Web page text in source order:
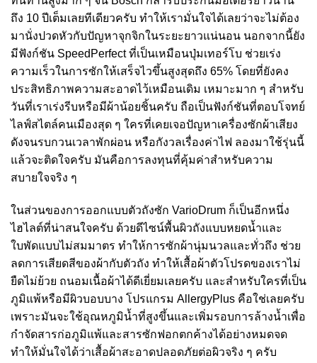
ถึง 10 ปีเต็มเลยทีเดียวครับ ทำให้เรามั่นใจได้เลยว่าจะไม่ต้อง
มานั่งปวดหัวกับปัญหาจุกจิกในระยะยาวแน่นอน นอกจากนี้ยัง
มีฟังก์ชัน SpeedPerfect ที่เป็นเหมือนปุ่มเทอร์โบ ช่วยเร่ง
ความเร็วในการซักให้เสร็จไวขึ้นสูงสุดถึง 65% โดยที่ยังคง
ประสิทธิภาพความสะอาดไว้เหมือนเดิม เหมาะมาก ๆ สำหรับ
วันที่เราเร่งรีบหรือมีผ้าน้อยชิ้นครับ ถือเป็นฟังก์ชันที่ตอบโจทย์
ไลฟ์สไตล์คนเมืองสุด ๆ ใครที่เคยเจอปัญหาเครื่องซักผ้าเสียง
ดังจนรบกวนเวลาพักผ่อน หรือกังวลเรื่องค่าไฟ ลองมาใช้รุ่นนี้
แล้วจะติดใจครับ มันคือการลงทุนที่คุ้มค่าสำหรับความ
สบายใจจริง ๆ
ในส่วนของการออกแบบตัวถังซัก VarioDrum ก็เป็นอีกหนึ่ง
ไฮไลต์ที่น่าสนใจครับ ด้วยดีไซน์พื้นผิวถังแบบหยดน้ำและ
ใบพัดแบบไม่สมมาตร ทำให้การซักผ้านุ่มนวลและทั่วถึง ช่วย
ลดการเสียดสีของผ้ากับตัวถัง ทำให้เสื้อผ้าตัวโปรดของเราไม่
ยืดไม่ย้วย ถนอมเนื้อผ้าได้ดีเยี่ยมเลยครับ และสำหรับใครที่เป็น
ภูมิแพ้หรือมีผิวบอบบาง โปรแกรม AllergyPlus คือใช่เลยครับ
เพราะมันจะใช้อุณหภูมิน้ำที่สูงขึ้นและเพิ่มรอบการล้างน้ำเพื่อ
กำจัดสารก่อภูมิแพ้และสารซักฟอกตกค้างได้อย่างหมดจด
ทำให้มั่นใจได้ว่าเสื้อผ้าสะอาดปลอดภัยต่อผิวจริง ๆ ครับ